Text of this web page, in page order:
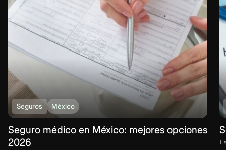
Seguros México
Seguro médico en México: mejores opciones
2026